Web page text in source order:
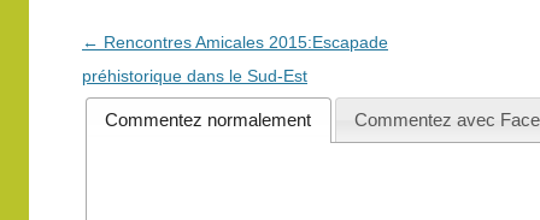
Navigation
des
articles
← Rencontres Amicales 2015:Escapade
préhistorique dans le Sud-Est
Commentez normalement Commentez avec